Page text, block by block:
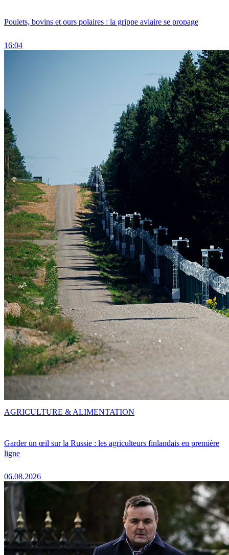
Poulets, bovins et ours polaires : la grippe aviaire se propage
16:04
Garder un œil sur la Russie : les agriculteurs finlandais en première
ligne
06.08.2026
AGRICULTURE & ALIMENTATION